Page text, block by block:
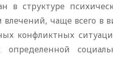
в структуре
влечений, чаще всего в
конфликтных